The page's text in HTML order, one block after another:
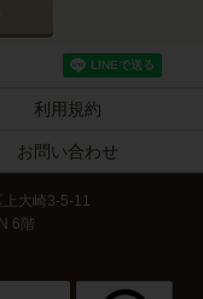
利用規約
お問い合わせ
大崎3-5-11
6階